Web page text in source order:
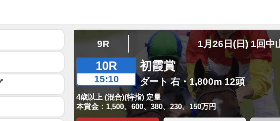
9R 1月26日(日) 1回中
10R
15:10
初霞賞
ダート 右・1,800m 12頭
4歳以上 (混合)(特指) 定量
本賞金：1,500、600、380、230、150万円